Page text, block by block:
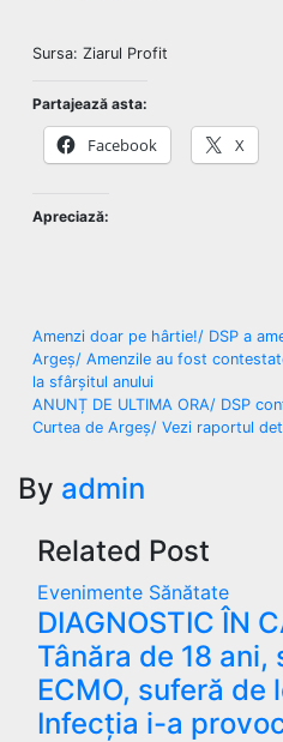
Sursa: Ziarul Profit
Partajează asta:
Facebook X
Apreciază:
Navigare
în
articole
Amenzi doar pe hârtie!/ DSP a
Argeș/ Amenzile au fost
la sfârșitul anului
ANUNȚ DE ULTIMA ORA/ DSP
Curtea de Argeș/ Vezi raportul
By admin
Related Post
Evenimente Sănătate
DIAGNOSTIC ÎN
Tânăra de 18
ECMO, suferă
Infecția i-a